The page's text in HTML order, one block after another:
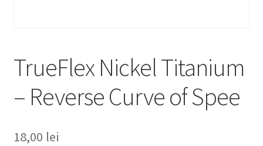
TrueFlex Nickel Titanium
– Reverse Curve of Spee
18,00 lei